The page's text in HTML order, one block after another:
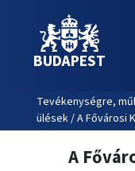
BUDAPEST
Tevékenységre,
ülések / A Fővárosi
A